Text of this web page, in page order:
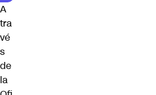
A
tra
vé
s
de
la